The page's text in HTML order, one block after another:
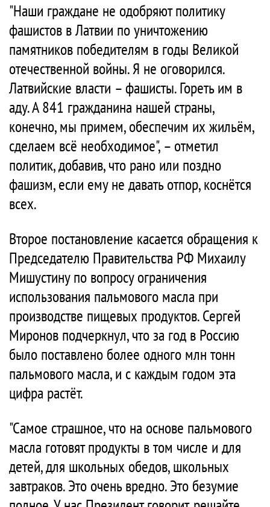
"Наши граждане не одобряют политику
фашистов в Латвии по уничтожению
памятников победителям в годы Великой
отечественной войны. Я не оговорился.
Латвийские власти – фашисты. Гореть им в
аду. А 841 гражданина нашей страны,
конечно, мы примем, обеспечим их жильём,
сделаем всё необходимое", – отметил
политик, добавив, что рано или поздно
фашизм, если ему не давать отпор, коснётся
всех.
Второе постановление касается обращения к
Председателю Правительства РФ Михаилу
Мишустину по вопросу ограничения
использования пальмового масла при
производстве пищевых продуктов. Сергей
Миронов подчеркнул, что за год в Россию
было поставлено более одного млн тонн
пальмового масла, и с каждым годом эта
цифра растёт.
"Самое страшное, что на основе пальмового
масла готовят продукты в том числе и для
детей, для школьных обедов, школьных
завтраков. Это очень вредно. Это безумие